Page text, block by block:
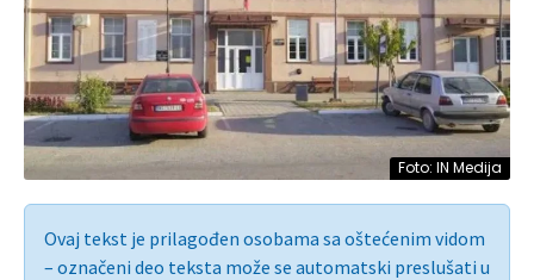
Foto: IN Medija
Ovaj tekst je prilagođen osobama sa oštećenim vidom
– označeni deo teksta može se automatski preslušati u